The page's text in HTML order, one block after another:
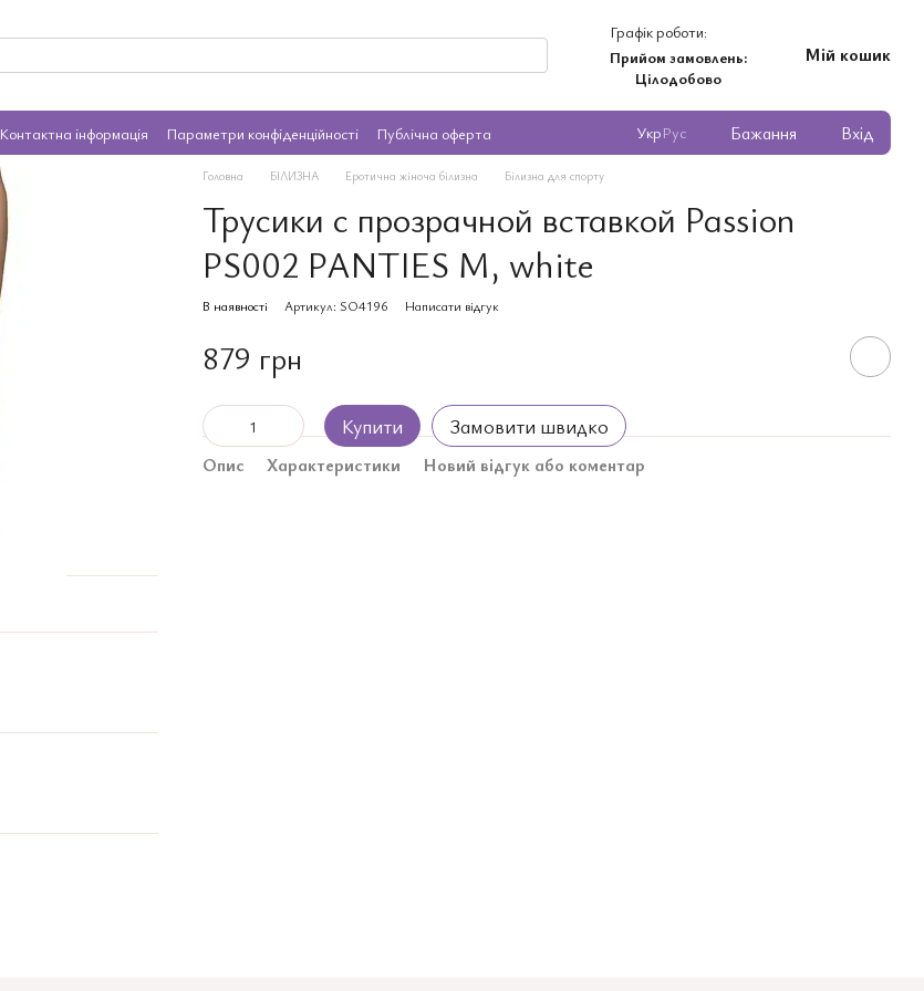
Графік роботи:
Прийом замовлень:
Цілодобово
Мій кошик
Контактна інформація Параметри конфіденційності Публічна оферта УкрРус Бажання Вхід
Головна БІЛИЗНА Еротична жіноча білизна Білизна для спорту
Трусики с прозрачной вставкой Passion
PS002 PANTIES M, white
В наявності Артикул: SO4196 Написати відгук
879 грн
Купити Замовити швидко
Опис Характеристики Новий відгук або коментар